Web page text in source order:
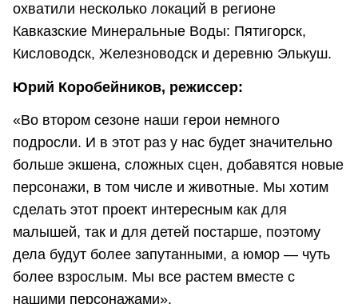
охватили несколько локаций в регионе
Кавказские Минеральные Воды: Пятигорск,
Кисловодск, Железноводск и деревню Элькуш.
Юрий Коробейников, режиссер:
«Во втором сезоне наши герои немного
подросли. И в этот раз у нас будет значительно
больше экшена, сложных сцен, добавятся новые
персонажи, в том числе и животные. Мы хотим
сделать этот проект интересным как для
малышей, так и для детей постарше, поэтому
дела будут более запутанными, а юмор — чуть
более взрослым. Мы все растем вместе с
нашими персонажами».